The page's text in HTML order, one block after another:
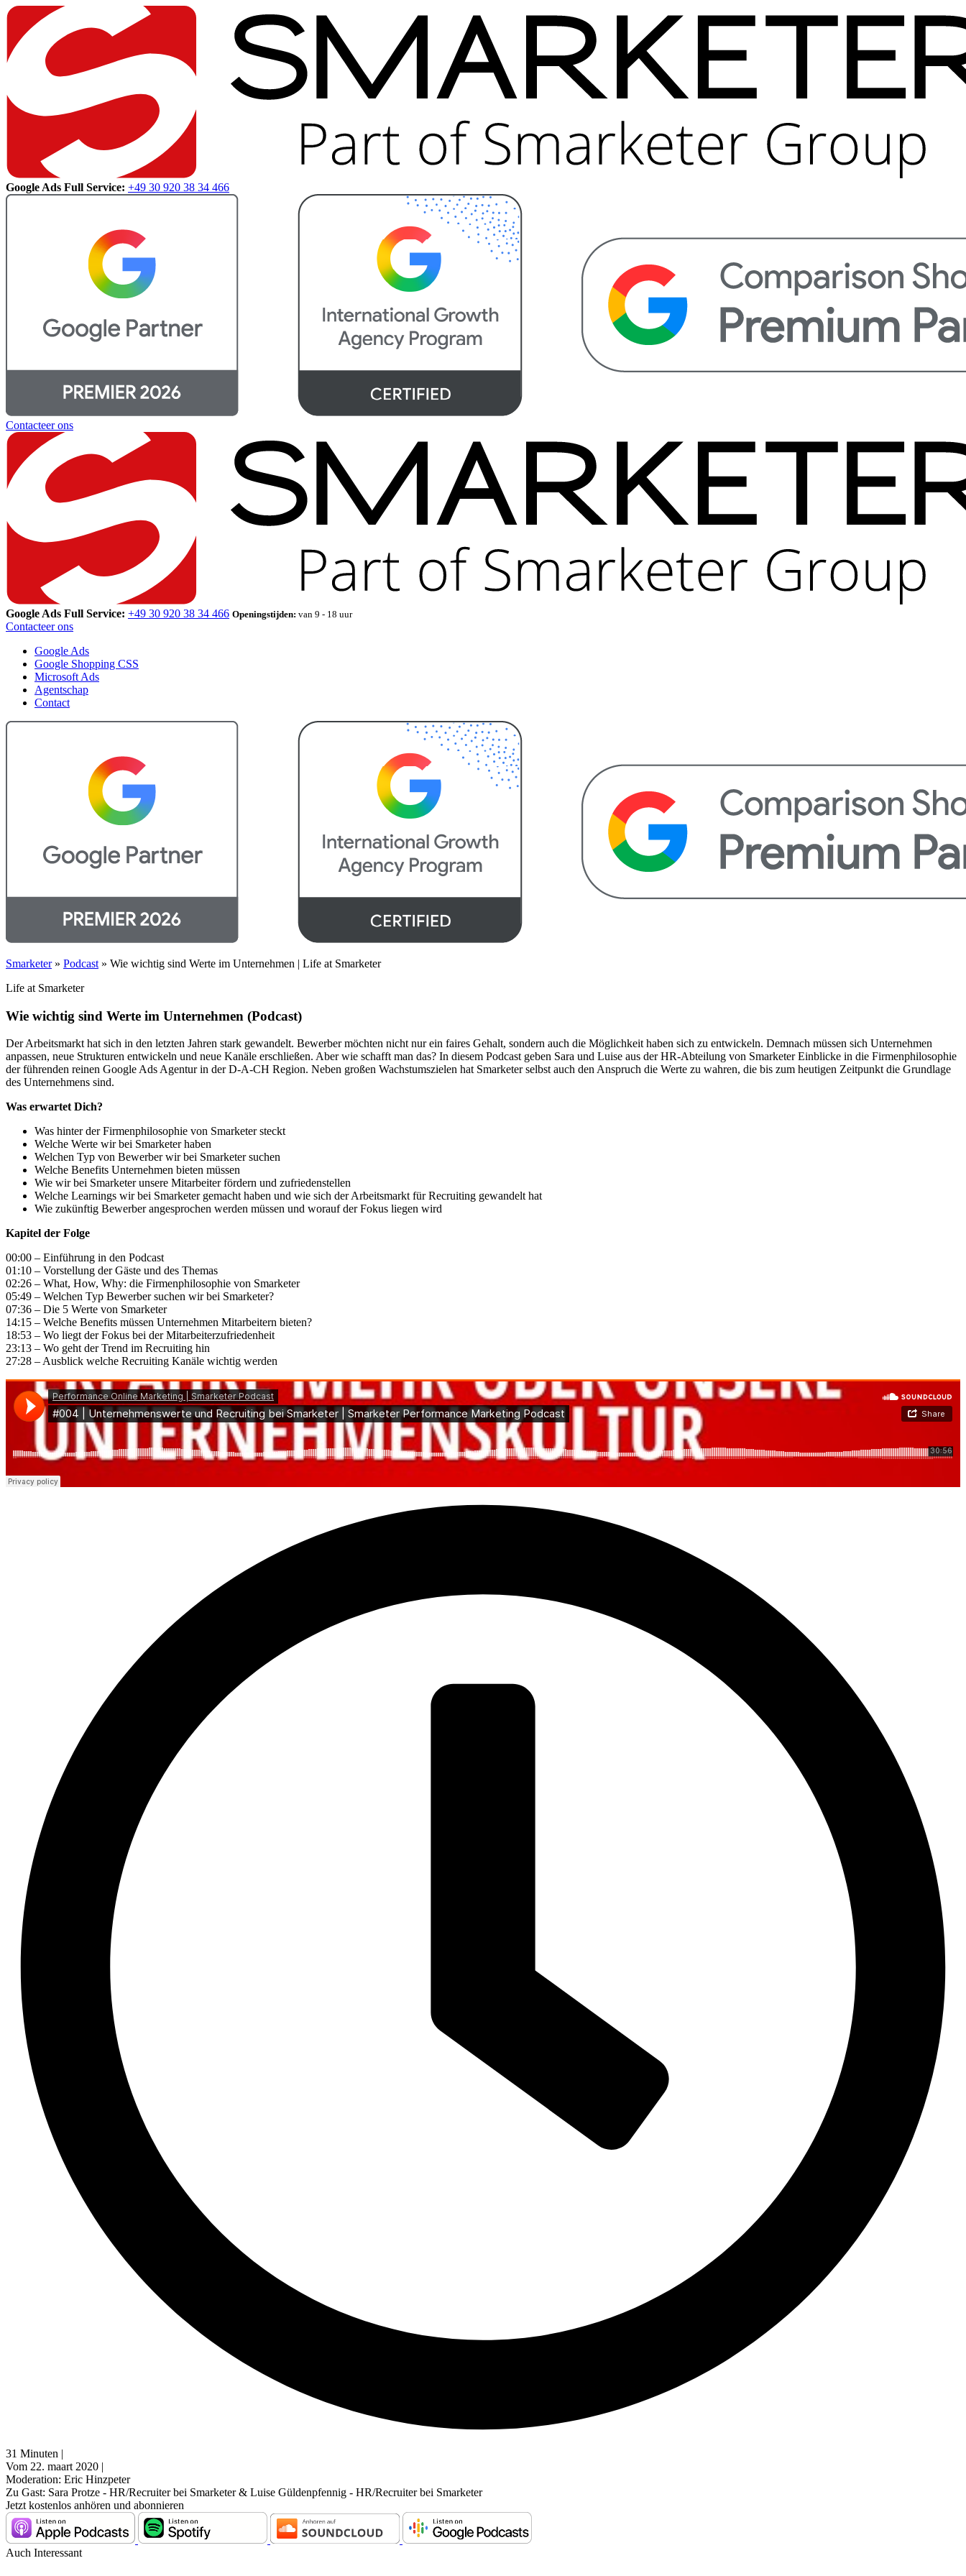
Google Ads Full Service: +49 30 920 38 34 466
Contacteer ons
Google Ads Full Service: +49 30 920 38 34 466 Openingstijden: van 9 - 18 uur
Contacteer ons
Google Ads
Google Shopping CSS
Microsoft Ads
Agentschap
Contact
Smarketer» Podcast » Wie wichtig sind Werte im Unternehmen | Life at Smarketer
Life at Smarketer
Wie wichtig sind Werte im Unternehmen (Podcast)
Der Arbeitsmarkt hat sich in den letzten Jahren stark gewandelt. Bewerber möchten nicht nur ein faires Gehalt, sondern auch die Möglichkeit haben sich zu entwickeln. Demnach müssen sich Unternehmen
anpassen, neue Strukturen entwickeln und neue Kanäle erschließen. Aber wie schafft man das? In diesem Podcast geben Sara und Luise aus der HR-Abteilung von Smarketer Einblicke in die Firmenphilosophie
der führenden reinen Google Ads Agentur in der D-A-CH Region. Neben großen Wachstumszielen hat Smarketer selbst auch den Anspruch die Werte zu wahren, die bis zum heutigen Zeitpunkt die Grundlage
des Unternehmens sind.
Was erwartet Dich?
Was hinter der Firmenphilosophie von Smarketer steckt
Welche Werte wir bei Smarketer haben
Welchen Typ von Bewerber wir bei Smarketer suchen
Welche Benefits Unternehmen bieten müssen
Wie wir bei Smarketer unsere Mitarbeiter fördern und zufriedenstellen
Welche Learnings wir bei Smarketer gemacht haben und wie sich der Arbeitsmarkt für Recruiting gewandelt hat
Wie zukünftig Bewerber angesprochen werden müssen und worauf der Fokus liegen wird
Kapitel der Folge
00:00 – Einführung in den Podcast
01:10 – Vorstellung der Gäste und des Themas
02:26 – What, How, Why: die Firmenphilosophie von Smarketer
05:49 – Welchen Typ Bewerber suchen wir bei Smarketer?
07:36 – Die 5 Werte von Smarketer
14:15 – Welche Benefits müssen Unternehmen Mitarbeitern bieten?
18:53 – Wo liegt der Fokus bei der Mitarbeiterzufriedenheit
23:13 – Wo geht der Trend im Recruiting hin
27:28 – Ausblick welche Recruiting Kanäle wichtig werden
31 Minuten |
Vom 22. maart 2020 |
Moderation: Eric Hinzpeter
Zu Gast: Sara Protze - HR/Recruiter bei Smarketer & Luise Güldenpfennig - HR/Recruiter bei Smarketer
Jetzt kostenlos anhören und abonnieren
Auch Interessant